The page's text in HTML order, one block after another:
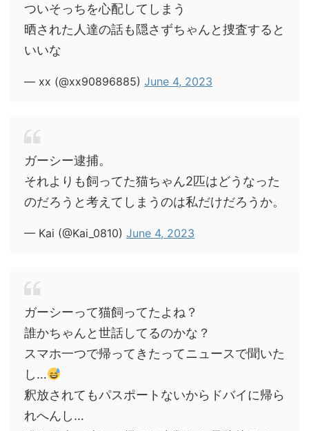
ついそっちを心配してしまう
晒された人達の話も隠さずちゃんと捜査すると
いいな
— xx (@xx90896885) June 4, 2023
ガーシー逮捕。
それよりも飼ってた猫ちゃん2匹はどうなった
のだろうと考えてしまうのは私だけだろうか。
— Kai (@Kai_0810) June 4, 2023
ガーシーって猫飼ってたよね？
誰かちゃんと世話してるのかな？
スマホ一つで帰ってきたってニュースで聞いた
し…
釈放されてもパスポートないからドバイに帰ら
れへんし…